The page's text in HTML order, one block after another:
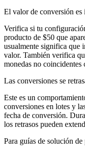
El valor de conversión es
Verifica si tu
producto de $50 que
usualmente significa que
valor. También verifica
monedas no coincidentes
Las conversiones se
Este es un
conversiones en lotes y
fecha de conversión.
los retrasos pueden
Para guías de solución